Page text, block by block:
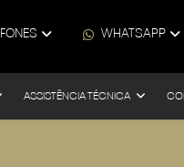
WHATSAPP
ASSISTÊNCIA TÉCNICA